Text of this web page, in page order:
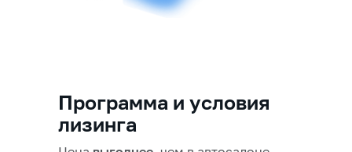
Программа и условия
лизинга